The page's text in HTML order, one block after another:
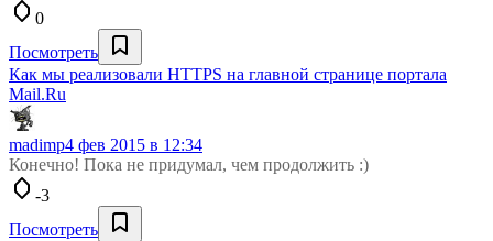
0
Посмотреть
Как мы реализовали HTTPS на главной странице портала
Mail.Ru
madimp4 фев 2015 в 12:34
Конечно! Пока не придумал, чем продолжить :)
-3
Посмотреть